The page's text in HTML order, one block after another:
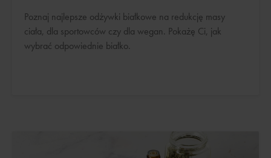
Poznaj najlepsze odżywki białkowe na redukcję masy
ciała, dla sportowców czy dla wegan. Pokażę Ci, jak
wybrać odpowiednie białko.